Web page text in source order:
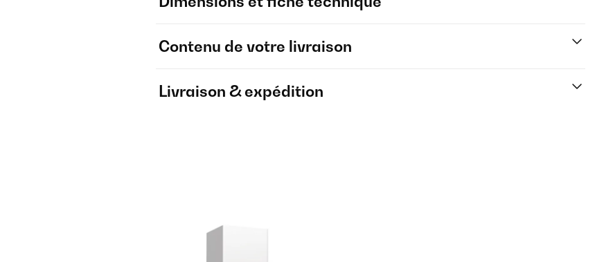
Contenu de votre livraison
Livraison & expédition